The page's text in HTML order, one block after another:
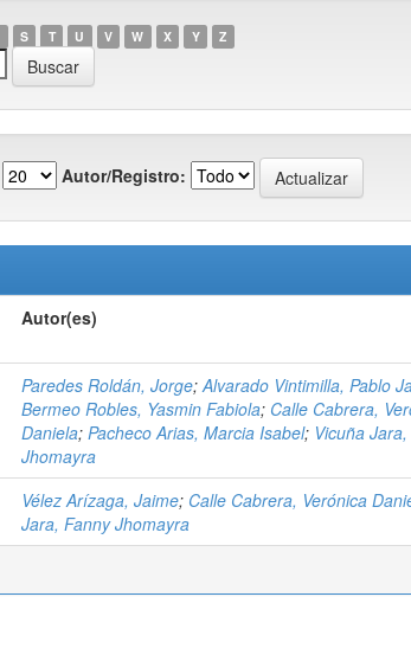
S T U V W X Y Z
Autor/Registro:
Autor(es)
Paredes Roldán, Jorge;Alvarado Vintimilla, Pablo
Bermeo Robles, Yasmin Fabiola; Calle Cabrera,
Daniela; Pacheco Arias, Marcia Isabel; Vicuña
Jhomayra
Vélez Arízaga, Jaime; Calle Cabrera, Verónica
Jara, Fanny Jhomayra